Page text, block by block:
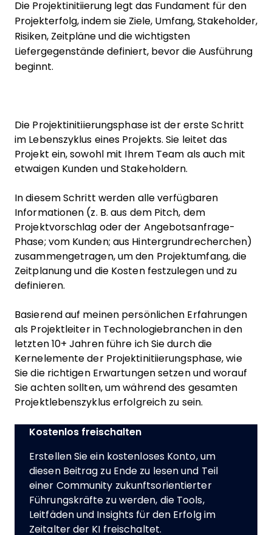
Die Projektinitiierung legt das Fundament für den
Projekterfolg, indem sie Ziele, Umfang, Stakeholder,
Risiken, Zeitpläne und die wichtigsten
Liefergegenstände definiert, bevor die Ausführung
beginnt.
Die Projektinitiierungsphase ist der erste Schritt
im Lebenszyklus eines Projekts. Sie leitet das
Projekt ein, sowohl mit Ihrem Team als auch mit
etwaigen Kunden und Stakeholdern.
In diesem Schritt werden alle verfügbaren
Informationen (z. B. aus dem Pitch, dem
Projektvorschlag oder der Angebotsanfrage-
Phase; vom Kunden; aus Hintergrundrecherchen)
zusammengetragen, um den Projektumfang, die
Zeitplanung und die Kosten festzulegen und zu
definieren.
Basierend auf meinen persönlichen Erfahrungen
als Projektleiter in Technologiebranchen in den
letzten 10+ Jahren führe ich Sie durch die
Kernelemente der Projektinitiierungsphase, wie
Sie die richtigen Erwartungen setzen und worauf
Sie achten sollten, um während des gesamten
Projektlebenszyklus erfolgreich zu sein.
Kostenlos freischalten
Erstellen Sie ein kostenloses Konto, um
diesen Beitrag zu Ende zu lesen und Teil
einer Community zukunftsorientierter
Führungskräfte zu werden, die Tools,
Leitfäden und Insights für den Erfolg im
Zeitalter der KI freischaltet.